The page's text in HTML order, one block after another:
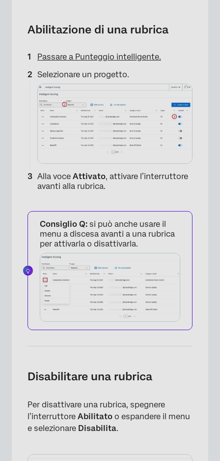
Abilitazione di una rubrica
Passare a Punteggio intelligente.
Selezionare un progetto.
×
Alla voce Attivato, attivare l’interruttore
avanti alla rubrica.
Consiglio Q: si può anche usare il
menu a discesa avanti a una rubrica
per attivarla o disattivarla.
Disabilitare una rubrica
Per disattivare una rubrica, spegnere
l’interruttore Abilitato o espandere il menu
e selezionare Disabilita.